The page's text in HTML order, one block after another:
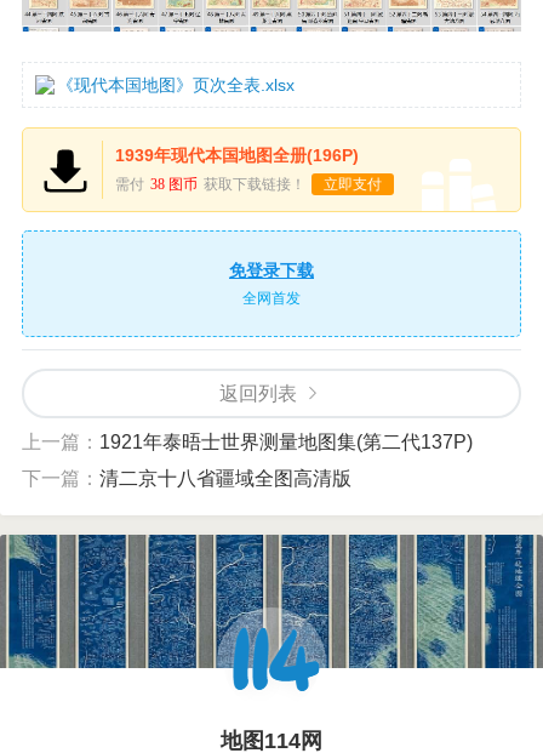
《现代本国地图》页次全表.xlsx
1939年现代本国地图全册(196P)
需付 38 图币 获取下载链接！ 立即支付
免登录下载
全网首发
返回列表
上一篇： 1921年泰晤士世界测量地图集(第二代137P)
下一篇： 清二京十八省疆域全图高清版
地图114网